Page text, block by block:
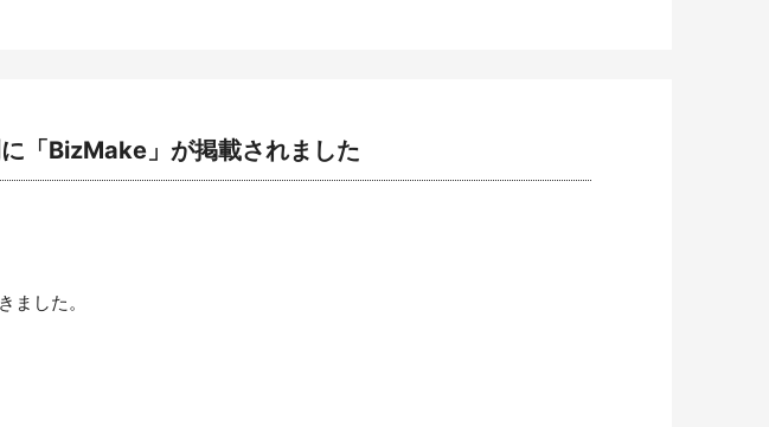
「BizMake」が掲載されました
した。